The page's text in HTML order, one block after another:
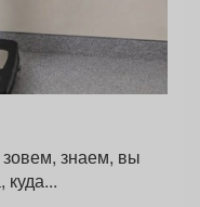
знаем, вы
куда...